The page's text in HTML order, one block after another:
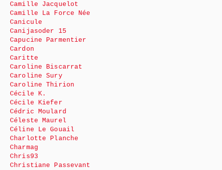
Camille Jacquelot
Camille La Force Née
Canicule
Canijasoder 15
Capucine Parmentier
Cardon
Caritte
Caroline Biscarrat
Caroline Sury
Caroline Thirion
Cécile K.
Cécile Kiefer
Cédric Moulard
Céleste Maurel
Céline Le Gouail
Charlotte Planche
Charmag
Chris93
Christiane Passevant